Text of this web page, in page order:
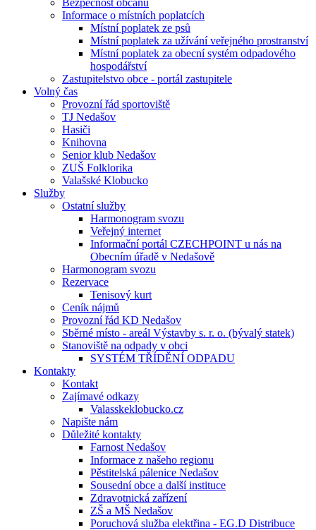
Bezpečnost občanů
Informace o místních poplatcích
Místní poplatek ze psů
Místní poplatek za užívání veřejného prostranství
Místní poplatek za obecní systém odpadového
hospodářství
Zastupitelstvo obce - portál zastupitele
Volný čas
Provozní řád sportoviště
TJ Nedašov
Hasiči
Knihovna
Senior klub Nedašov
ZUŠ Folklorika
Valašské Klobucko
Služby
Ostatní služby
Harmonogram svozu
Veřejný internet
Informační portál CZECHPOINT u nás na
Obecním úřadě v Nedašově
Harmonogram svozu
Rezervace
Tenisový kurt
Ceník nájmů
Provozní řád KD Nedašov
Sběrné místo - areál Výstavby s. r. o. (bývalý statek)
Stanoviště na odpady v obci
SYSTÉM TŘÍDĚNÍ ODPADU
Kontakty
Kontakt
Zajímavé odkazy
Valasskeklobucko.cz
Napište nám
Důležité kontakty
Farnost Nedašov
Informace z našeho regionu
Pěstitelská pálenice Nedašov
Sousední obce a další instituce
Zdravotnická zařízení
ZŠ a MŠ Nedašov
Poruchová služba elektřina - EG.D Distribuce